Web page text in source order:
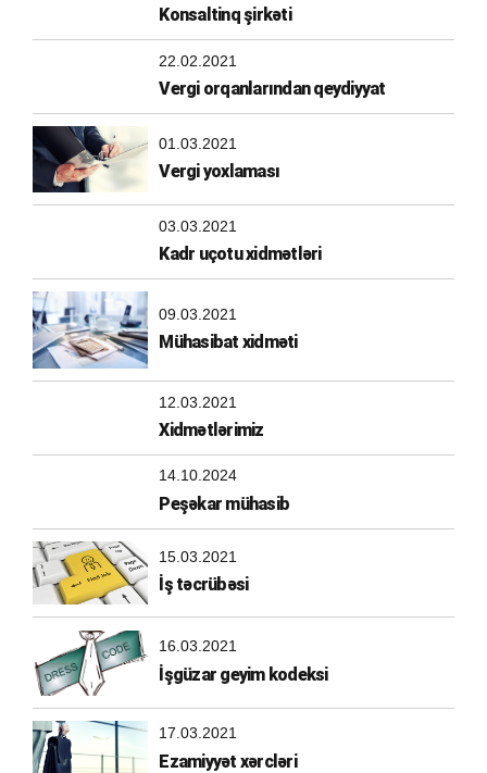
Konsaltinq şirkəti
22.02.2021
Vergi orqanlarından qeydiyyat
01.03.2021
Vergi yoxlaması
03.03.2021
Kadr uçotu xidmətləri
09.03.2021
Mühasibat xidməti
12.03.2021
Xidmətlərimiz
14.10.2024
Peşəkar mühasib
15.03.2021
İş təcrübəsi
16.03.2021
İşgüzar geyim kodeksi
17.03.2021
Ezamiyyət xərcləri